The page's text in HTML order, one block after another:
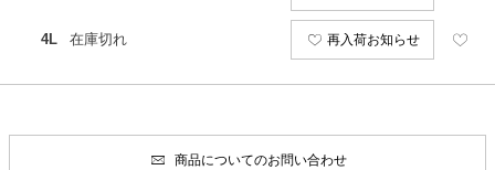
4L 在庫切れ 再入荷お知らせ
商品についてのお問い合わせ